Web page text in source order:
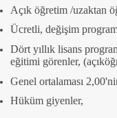
Açık öğretim /uzaktan
Ücretli, değişim
Dört yıllık lisans
eğitimi görenler,
Genel ortalaması
Hüküm giyenler,